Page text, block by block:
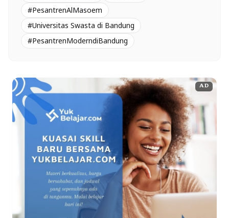
#PesantrenAlMasoem
#Universitas Swasta di Bandung
#PesantrenModerndiBandung
AD